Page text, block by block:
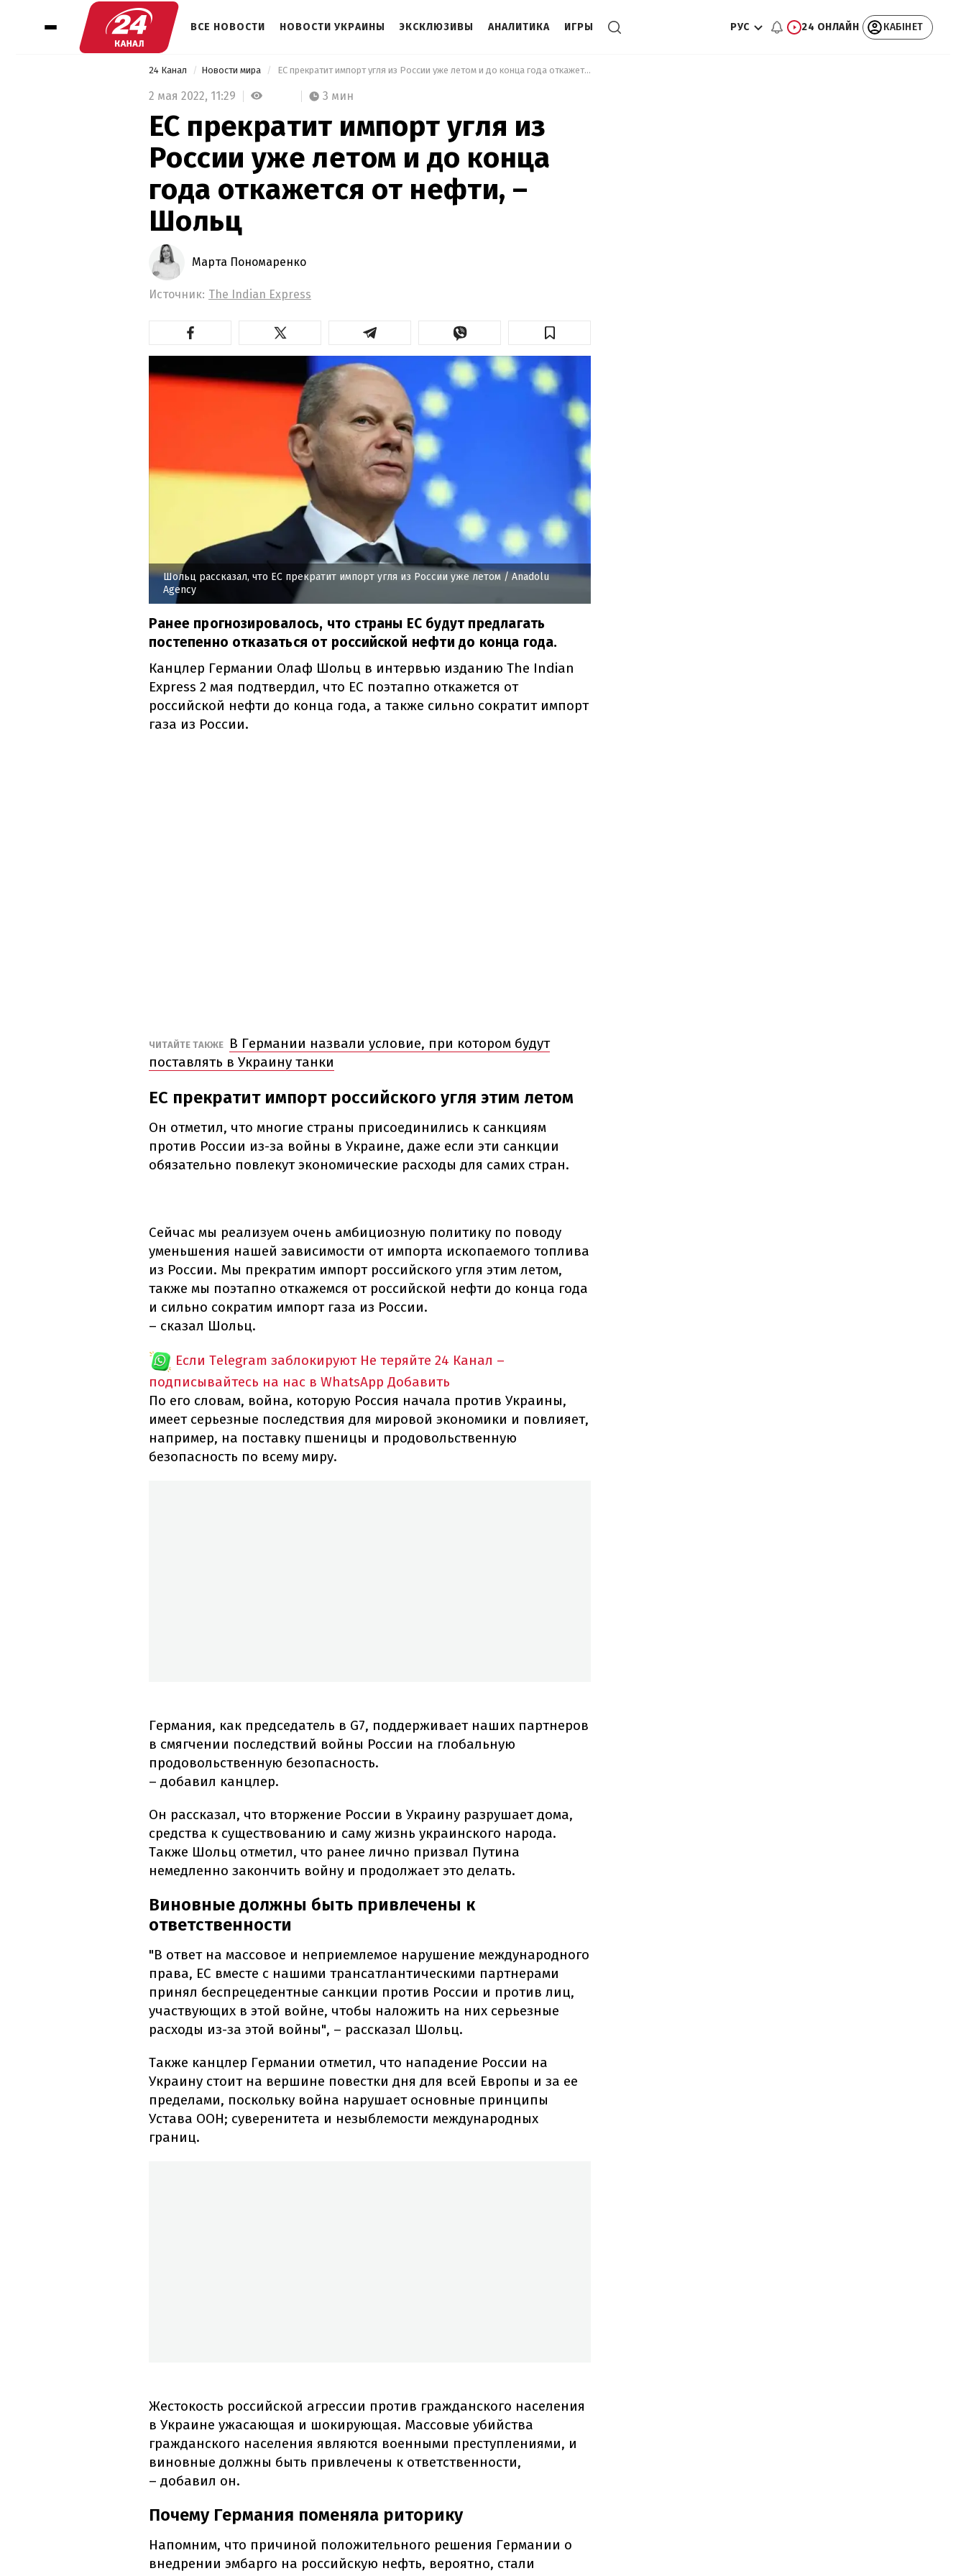
ВСЕ НОВОСТИ НОВОСТИ УКРАИНЫ ЭКСКЛЮЗИВЫ АНАЛИТИКА ИГРЫ РУС 24 ОНЛАЙН КАБІНЕТ
24 Канал Новости мира ЕС прекратит импорт угля из России уже летом и до конца года откажется от нефти, – Шольц
2 мая 2022, 11:29 3 мин
ЕС прекратит импорт угля из
России уже летом и до конца
года откажется от нефти, –
Шольц
Марта Пономаренко
Источник: The Indian Express
Шольц рассказал, что ЕС прекратит импорт угля из России уже летом / Anadolu
Agency
Ранее прогнозировалось, что страны ЕС будут предлагать
постепенно отказаться от российской нефти до конца года.
Канцлер Германии Олаф Шольц в интервью изданию The Indian
Express 2 мая подтвердил, что ЕС поэтапно откажется от
российской нефти до конца года, а также сильно сократит импорт
газа из России.
ЧИТАЙТЕ ТАКЖЕ
В Германии назвали условие, при котором будут
поставлять в Украину танки
ЕС прекратит импорт российского угля этим летом
Он отметил, что многие страны присоединились к санкциям
против России из-за войны в Украине, даже если эти санкции
обязательно повлекут экономические расходы для самих стран.
Сейчас мы реализуем очень амбициозную политику по поводу
уменьшения нашей зависимости от импорта ископаемого топлива
из России. Мы прекратим импорт российского угля этим летом,
также мы поэтапно откажемся от российской нефти до конца года
и сильно сократим импорт газа из России.
– сказал Шольц.
Если Telegram заблокируют Не теряйте 24 Канал –
подписывайтесь на нас в WhatsApp Добавить
По его словам, война, которую Россия начала против Украины,
имеет серьезные последствия для мировой экономики и повлияет,
например, на поставку пшеницы и продовольственную
безопасность по всему миру.
Германия, как председатель в G7, поддерживает наших партнеров
в смягчении последствий войны России на глобальную
продовольственную безопасность.
– добавил канцлер.
Он рассказал, что вторжение России в Украину разрушает дома,
средства к существованию и саму жизнь украинского народа.
Также Шольц отметил, что ранее лично призвал Путина
немедленно закончить войну и продолжает это делать.
Виновные должны быть привлечены к
ответственности
"В ответ на массовое и неприемлемое нарушение международного
права, ЕС вместе с нашими трансатлантическими партнерами
принял беспрецедентные санкции против России и против лиц,
участвующих в этой войне, чтобы наложить на них серьезные
расходы из-за этой войны", – рассказал Шольц.
Также канцлер Германии отметил, что нападение России на
Украину стоит на вершине повестки дня для всей Европы и за ее
пределами, поскольку война нарушает основные принципы
Устава ООН; суверенитета и незыблемости международных
границ.
Жестокость российской агрессии против гражданского населения
в Украине ужасающая и шокирующая. Массовые убийства
гражданского населения являются военными преступлениями, и
виновные должны быть привлечены к ответственности,
– добавил он.
Почему Германия поменяла риторику
Напомним, что причиной положительного решения Германии о
внедрении эмбарго на российскую нефть, вероятно, стали